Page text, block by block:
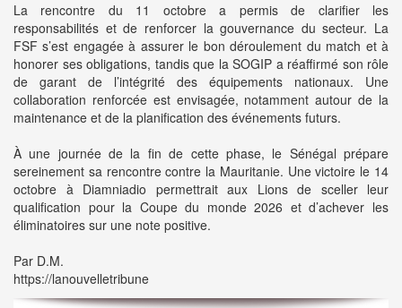
La rencontre du 11 octobre a permis de clarifier les
responsabilités et de renforcer la gouvernance du secteur. La
FSF s’est engagée à assurer le bon déroulement du match et à
honorer ses obligations, tandis que la SOGIP a réaffirmé son rôle
de garant de l’intégrité des équipements nationaux. Une
collaboration renforcée est envisagée, notamment autour de la
maintenance et de la planification des événements futurs.
À une journée de la fin de cette phase, le Sénégal prépare
sereinement sa rencontre contre la Mauritanie. Une victoire le 14
octobre à Diamniadio permettrait aux Lions de sceller leur
qualification pour la Coupe du monde 2026 et d’achever les
éliminatoires sur une note positive.
Par D.M.
https://lanouvelletribune